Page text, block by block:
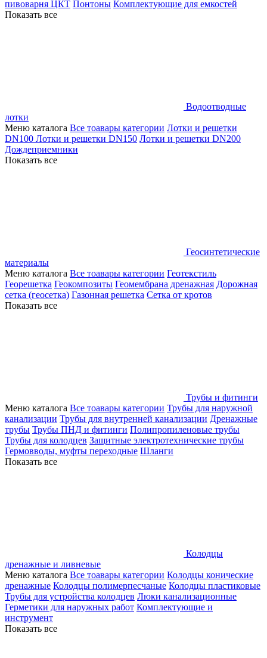
пивоварня ЦКТ Понтоны Комплектующие для емкостей
Показать все
Водоотводные
лотки
Меню каталога Все тоавары категории Лотки и решетки
DN100 Лотки и решетки DN150 Лотки и решетки DN200
Дождеприемники
Показать все
Геосинтетические
материалы
Меню каталога Все тоавары категории Геотекстиль
Георешетка Геокомпозиты Геомембрана дренажная Дорожная
сетка (геосетка) Газонная решетка Сетка от кротов
Показать все
Трубы и фитинги
Меню каталога Все тоавары категории Трубы для наружной
канализации Трубы для внутренней канализации Дренажные
трубы Трубы ПНД и фитинги Полипропиленовые трубы
Трубы для колодцев Защитные электротехнические трубы
Гермовводы, муфты переходные Шланги
Показать все
Колодцы
дренажные и ливневые
Меню каталога Все тоавары категории Колодцы конические
дренажные Колодцы полимерпесчаные Колодцы пластиковые
Трубы для устройства колодцев Люки канализационные
Герметики для наружных работ Комплектующие и
инструмент
Показать все